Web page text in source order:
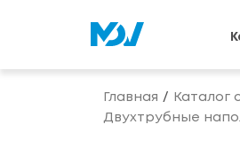
Главная Каталог
Двухтрубные